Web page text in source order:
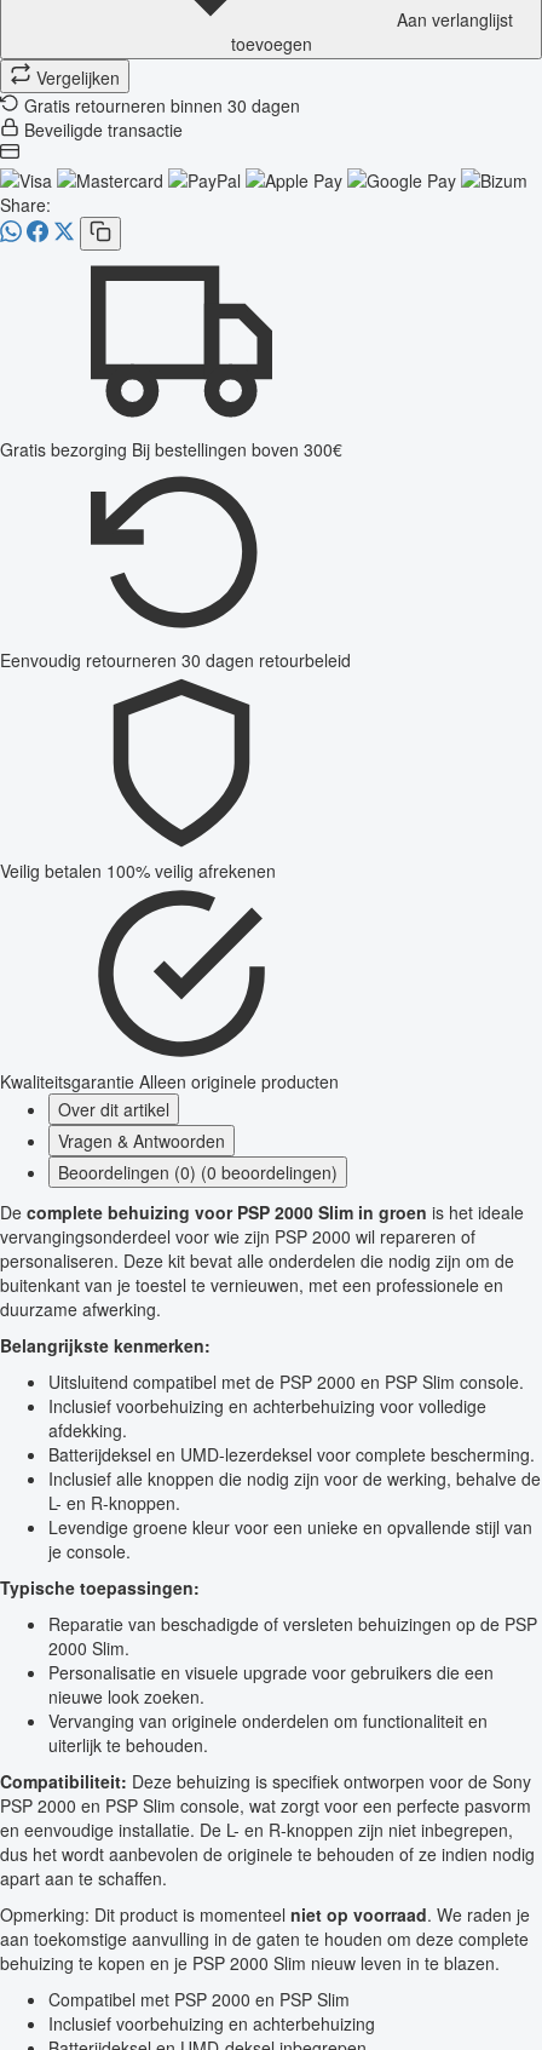
Aan verlanglijst
toevoegen
Vergelijken
Gratis retourneren binnen 30 dagen
Beveiligde transactie
Share:
Gratis bezorging Bij bestellingen boven 300€
Eenvoudig retourneren 30 dagen retourbeleid
Veilig betalen 100% veilig afrekenen
Kwaliteitsgarantie Alleen originele producten
Over dit artikel
Vragen & Antwoorden
Beoordelingen (0) (0 beoordelingen)
De complete behuizing voor PSP 2000 Slim in groen is het ideale
vervangingsonderdeel voor wie zijn PSP 2000 wil repareren of
personaliseren. Deze kit bevat alle onderdelen die nodig zijn om de
buitenkant van je toestel te vernieuwen, met een professionele en
duurzame afwerking.
Belangrijkste kenmerken:
Uitsluitend compatibel met de PSP 2000 en PSP Slim console.
Inclusief voorbehuizing en achterbehuizing voor volledige
afdekking.
Batterijdeksel en UMD-lezerdeksel voor complete bescherming.
Inclusief alle knoppen die nodig zijn voor de werking, behalve de
L- en R-knoppen.
Levendige groene kleur voor een unieke en opvallende stijl van
je console.
Typische toepassingen:
Reparatie van beschadigde of versleten behuizingen op de PSP
2000 Slim.
Personalisatie en visuele upgrade voor gebruikers die een
nieuwe look zoeken.
Vervanging van originele onderdelen om functionaliteit en
uiterlijk te behouden.
Compatibiliteit: Deze behuizing is specifiek ontworpen voor de Sony
PSP 2000 en PSP Slim console, wat zorgt voor een perfecte pasvorm
en eenvoudige installatie. De L- en R-knoppen zijn niet inbegrepen,
dus het wordt aanbevolen de originele te behouden of ze indien nodig
apart aan te schaffen.
Opmerking: Dit product is momenteel niet op voorraad. We raden je
aan toekomstige aanvulling in de gaten te houden om deze complete
behuizing te kopen en je PSP 2000 Slim nieuw leven in te blazen.
Compatibel met PSP 2000 en PSP Slim
Inclusief voorbehuizing en achterbehuizing